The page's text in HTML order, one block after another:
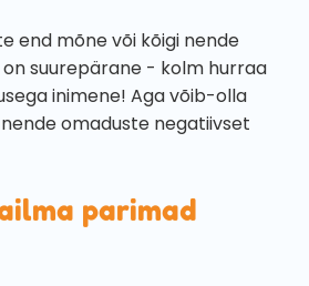
end mõne või kõigi nende
suurepärane - kolm hurraa
inimene! Aga võib-olla
omaduste negatiivset
parimad